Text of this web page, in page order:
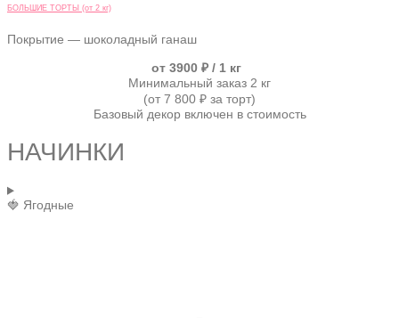
БОЛЬШИЕ ТОРТЫ (от 2 кг)
Покрытие — шоколадный ганаш
от 3900 ₽ / 1 кг
Минимальный заказ 2 кг
(от 7 800 ₽ за торт)
Базовый декор включен в стоимость
НАЧИНКИ
🍓 Ягодные